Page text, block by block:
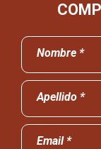
Nombre *
Apellido *
Email *